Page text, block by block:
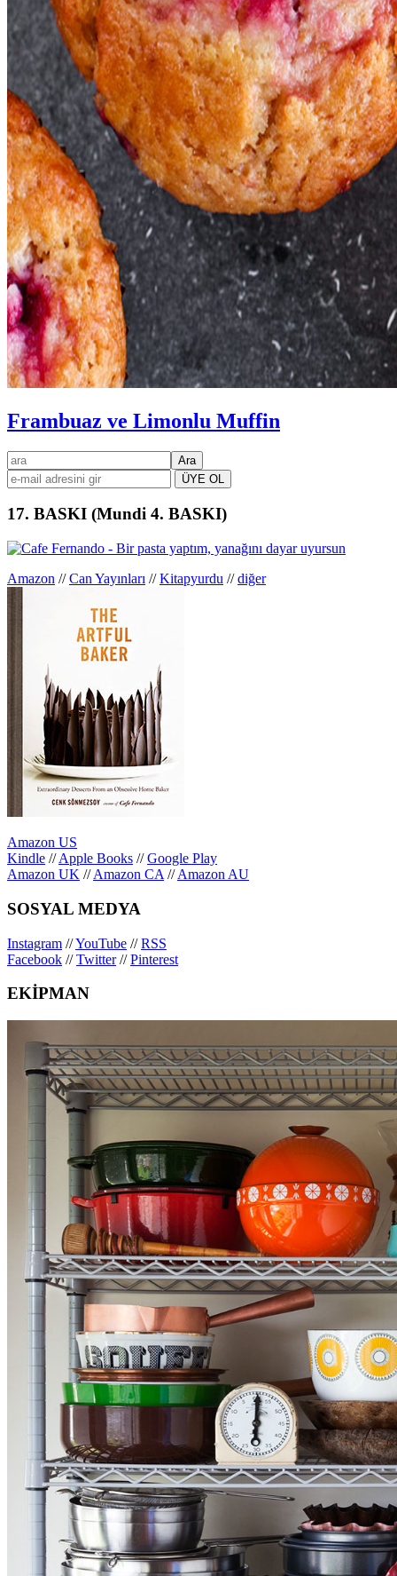
Frambuaz ve Limonlu Muffin
Birincil
kenar
çubuğu
ara
17. BASKI (Mundi 4. BASKI)
Amazon //Can Yayınları //Kitapyurdu //diğer
Amazon US
Kindle //Apple Books //Google Play
Amazon UK //Amazon CA //Amazon AU
SOSYAL MEDYA
Instagram //YouTube //RSS
Facebook //Twitter//Pinterest
EKİPMAN